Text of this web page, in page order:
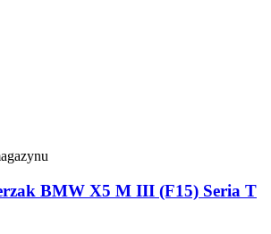
BMW X5 M III (F15) Seria T